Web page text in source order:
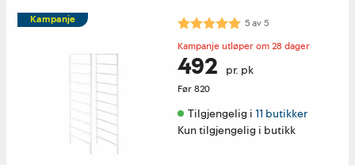
Kampanje Karakter: 5.0 av 5 mulige
5av5
Kampanje utløper om 28 dager
492 pr. pk
Før820
Tilgjengelig i 11 butikker
Kun tilgjengelig i butikk